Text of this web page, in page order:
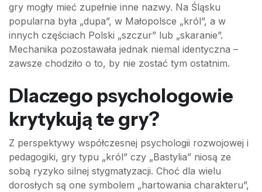
gry mogły mieć zupełnie inne nazwy. Na Śląsku
popularna była „dupa”, w Małopolsce „król”, a w
innych częściach Polski „szczur” lub „skaranie”.
Mechanika pozostawała jednak niemal identyczna –
zawsze chodziło o to, by nie zostać tym ostatnim.
Dlaczego psychologowie
krytykują te gry?
Z perspektywy współczesnej psychologii rozwojowej i
pedagogiki, gry typu „król” czy „Bastylia” niosą ze
sobą ryzyko silnej stygmatyzacji. Choć dla wielu
dorosłych są one symbolem „hartowania charakteru”,